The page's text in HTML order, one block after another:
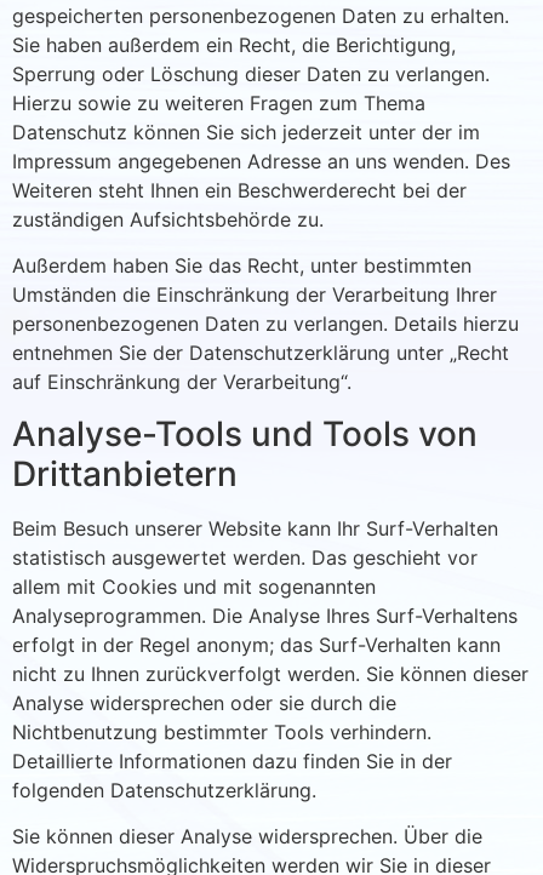
gespeicherten personenbezogenen Daten zu erhalten.
Sie haben außerdem ein Recht, die Berichtigung,
Sperrung oder Löschung dieser Daten zu verlangen.
Hierzu sowie zu weiteren Fragen zum Thema
Datenschutz können Sie sich jederzeit unter der im
Impressum angegebenen Adresse an uns wenden. Des
Weiteren steht Ihnen ein Beschwerderecht bei der
zuständigen Aufsichtsbehörde zu.
Außerdem haben Sie das Recht, unter bestimmten
Umständen die Einschränkung der Verarbeitung Ihrer
personenbezogenen Daten zu verlangen. Details hierzu
entnehmen Sie der Datenschutzerklärung unter „Recht
auf Einschränkung der Verarbeitung“.
Analyse-Tools und Tools von
Drittanbietern
Beim Besuch unserer Website kann Ihr Surf-Verhalten
statistisch ausgewertet werden. Das geschieht vor
allem mit Cookies und mit sogenannten
Analyseprogrammen. Die Analyse Ihres Surf-Verhaltens
erfolgt in der Regel anonym; das Surf-Verhalten kann
nicht zu Ihnen zurückverfolgt werden. Sie können dieser
Analyse widersprechen oder sie durch die
Nichtbenutzung bestimmter Tools verhindern.
Detaillierte Informationen dazu finden Sie in der
folgenden Datenschutzerklärung.
Sie können dieser Analyse widersprechen. Über die
Widerspruchsmöglichkeiten werden wir Sie in dieser